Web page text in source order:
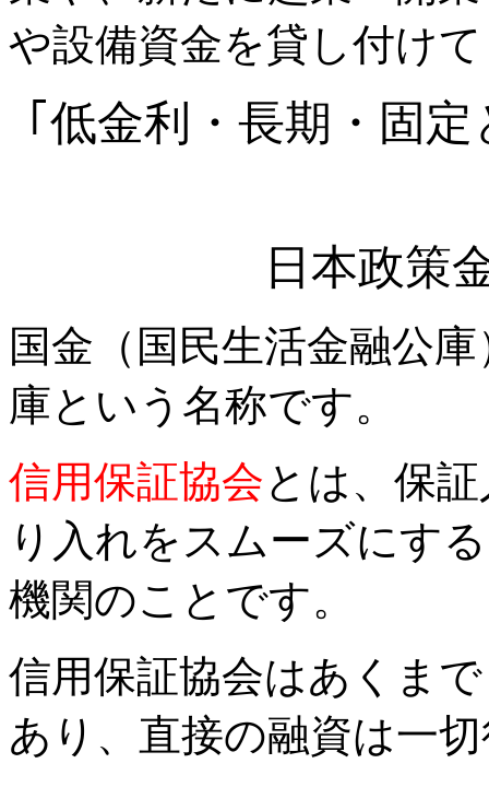
や設備資金を貸し付け
｢低金利・長期・固
日本政策
国金（国民生活金融公
庫という名称です。
信用保証協会とは、保
り入れをスムーズにす
機関のことです。
信用保証協会はあくま
あり、直接の融資は一